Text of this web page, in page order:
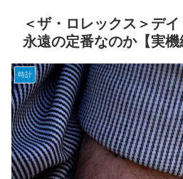
＜ザ・ロレックス＞デ
永遠の定番なのか【実機
時計